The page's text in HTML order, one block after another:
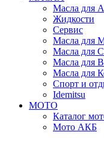
Масла для
Жидкости
Сервис
Масла для
Масла для
Масла для
Масла для
Спорт и
Idemitsu
МОТО
Каталог
Мото АКБ